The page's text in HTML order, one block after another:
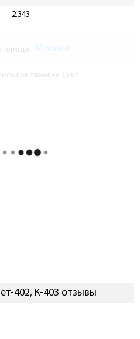
2.343
городе
тяжелее 35 кг
402, К-403 отзывы